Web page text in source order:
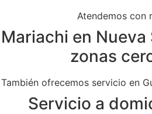
Atendemos con
Mariachi en
zonas
También ofrecemos servicio en
Servicio a